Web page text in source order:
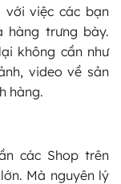
với việc các bạn
trưng bày.
không cần như
video về sản
hàng.
các Shop trên
Mà nguyên lý